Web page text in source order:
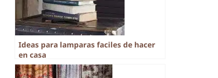
Ideas para lamparas faciles de hacer
en casa